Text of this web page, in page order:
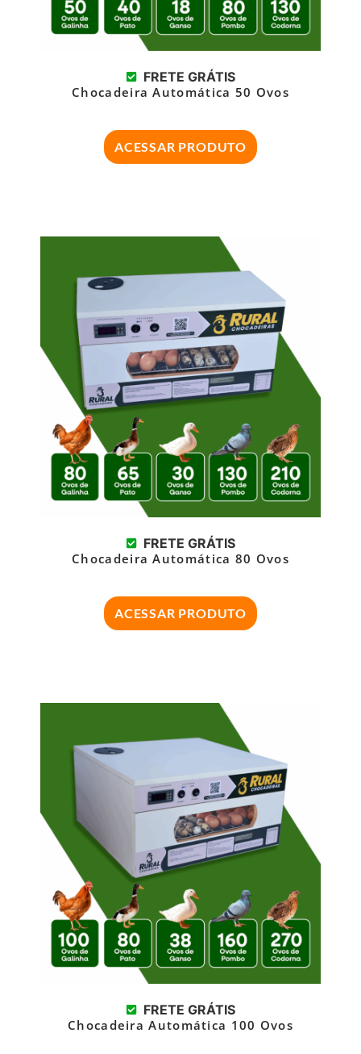
FRETE GRÁTIS
Chocadeira Automática 50 Ovos
ACESSAR PRODUTO
FRETE GRÁTIS
Chocadeira Automática 80 Ovos
ACESSAR PRODUTO
FRETE GRÁTIS
Chocadeira Automática 100 Ovos